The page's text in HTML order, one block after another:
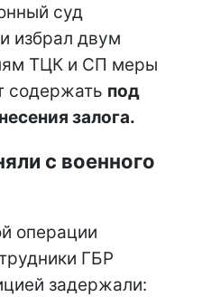
суд
избрал двум
ТЦК и СП меры
содержать под
залога.
с военного
операции
ГБР
задержали: